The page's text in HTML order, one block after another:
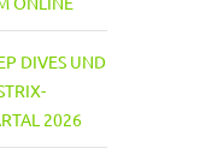
DIVES UND
2026